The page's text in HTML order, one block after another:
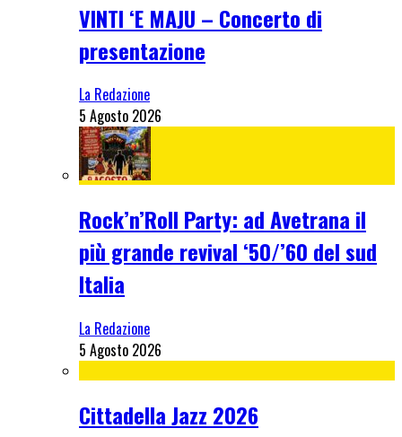
VINTI ‘E MAJU – Concerto di
presentazione
La Redazione
5 Agosto 2026
Rock’n’Roll Party: ad Avetrana il
più grande revival ‘50/’60 del sud
Italia
La Redazione
5 Agosto 2026
Cittadella Jazz 2026